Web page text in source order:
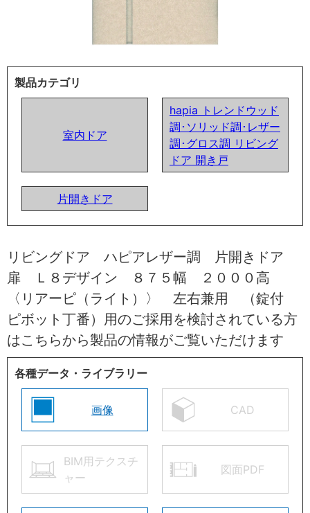
製品カテゴリ
室内ドア
hapia トレンドウッド
調･ソリッド調･レザー
調･グロス調 リビング
ドア 開き戸
片開きドア
リビングドア ハピアレザー調 片開きドア
扉 Ｌ８デザイン ８７５幅 ２０００高
〈リアーピ（ライト）〉 左右兼用 （錠付
ピボット丁番）用のご採用を検討されている方
はこちらから製品の情報がご覧いただけます
各種データ・ライブラリー
画像 CAD
BIM用テクスチ
ャー
図面PDF